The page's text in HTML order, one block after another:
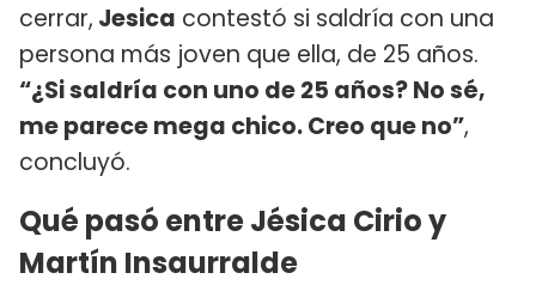
cerrar, Jesica contestó si saldría con una
persona más joven que ella, de 25 años.
“¿Si saldría con uno de 25 años? No sé,
me parece mega chico. Creo que no”,
concluyó.
Qué pasó entre Jésica Cirio y
Martín Insaurralde